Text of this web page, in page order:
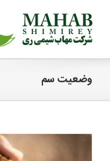
content
وضعیت سم